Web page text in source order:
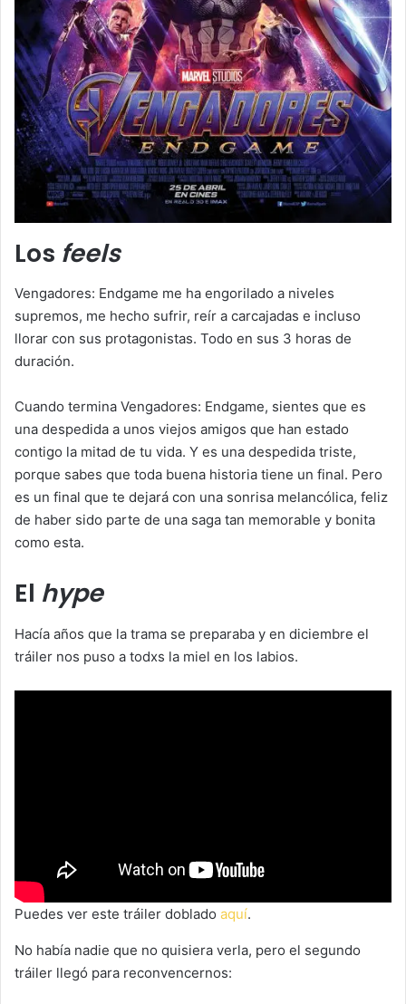
Los feels
Vengadores: Endgame me ha engorilado a niveles
supremos, me hecho sufrir, reír a carcajadas e incluso
llorar con sus protagonistas. Todo en sus 3 horas de
duración.
Cuando termina Vengadores: Endgame, sientes que es
una despedida a unos viejos amigos que han estado
contigo la mitad de tu vida. Y es una despedida triste,
porque sabes que toda buena historia tiene un final. Pero
es un final que te dejará con una sonrisa melancólica, feliz
de haber sido parte de una saga tan memorable y bonita
como esta.
El hype
Hacía años que la trama se preparaba y en diciembre el
tráiler nos puso a todxs la miel en los labios.
Puedes ver este tráiler doblado aquí.
No había nadie que no quisiera verla, pero el segundo
tráiler llegó para reconvencernos: